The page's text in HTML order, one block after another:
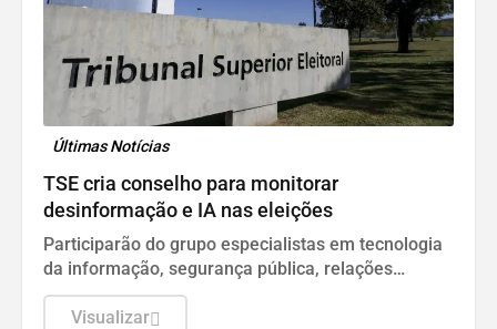
Últimas Notícias
TSE cria conselho para monitorar
desinformação e IA nas eleições
Participarão do grupo especialistas em tecnologia
da informação, segurança pública, relações
internacionais e saúde pública. Os nomes ainda
não foram escolhidos pelo TSE.
Visualizar